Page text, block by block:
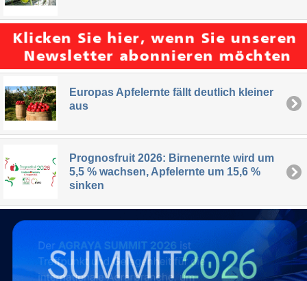
Europas Apfelernte fällt deutlich kleiner
aus
Prognosfruit 2026: Birnenernte wird um
5,5 % wachsen, Apfelernte um 15,6 %
sinken